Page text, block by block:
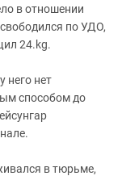
в отношении
по УДО,
24.kg.
него нет
способом до
в тюрьме,